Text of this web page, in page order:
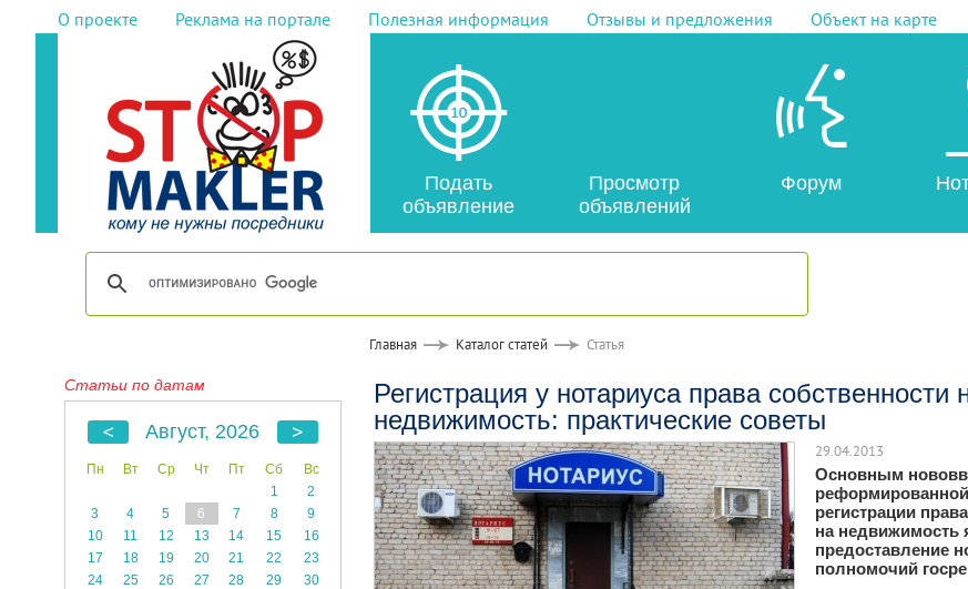
О проекте Реклама на портале Полезная информация Отзывы и предложения Объект на карте
Подать
объявление
Просмотр
объявлений
Форум
Главная Каталог статей Статья
Статьи по датам
Август, 2026
Пн Вт Ср Чт Пт Сб
Вс
1
2
3
4 5 6 7 8
9
10
11 12 13 14 15
16
17
18 19 20 21 22
23
24
25 26 27 28 29
30
Регистрация у нотариуса права собственности
недвижимость: практические советы
29.04.2013
Основным
регистрации
на недвижимость
предоставление
полномочий